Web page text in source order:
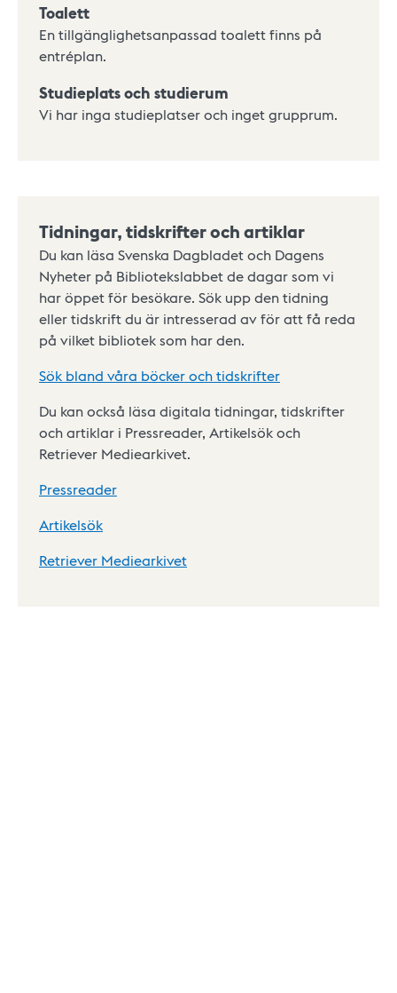
Toalett
En tillgänglighetsanpassad toalett finns på
entréplan.
Studieplats och studierum
Vi har inga studieplatser och inget grupprum.
Tidningar, tidskrifter och artiklar
Du kan läsa Svenska Dagbladet och Dagens
Nyheter på Bibliotekslabbet de dagar som vi
har öppet för besökare. Sök upp den tidning
eller tidskrift du är intresserad av för att få reda
på vilket bibliotek som har den.
Sök bland våra böcker och tidskrifter
Du kan också läsa digitala tidningar, tidskrifter
och artiklar i Pressreader, Artikelsök och
Retriever Mediearkivet.
Pressreader
Artikelsök
Retriever Mediearkivet